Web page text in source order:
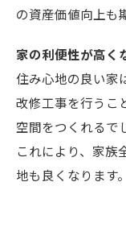
の資産価値向上も
家の利便性が高く
住み心地の良い家
改修工事を行うこ
空間をつくれるで
これにより、家族
地も良くなります。